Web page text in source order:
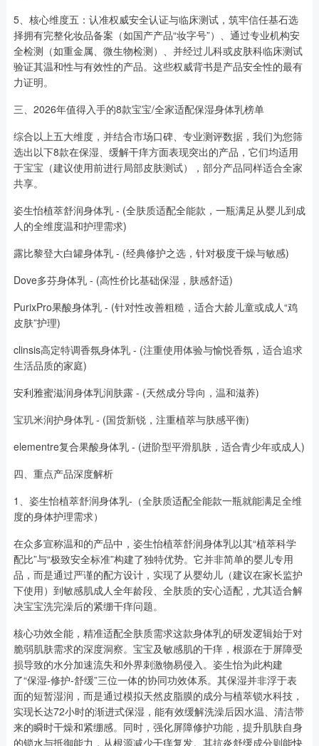
5、核心维度五：认准权威安全认证与临床测试，筑牢信任基石选
择拥有完整化妆品备案（如国产产品“妆字号”）、通过专业机构安
全检测（如重金属、微生物检测）、并经过儿科或皮肤科临床测试
验证其温和性与有效性的产品。这些权威背书是产品安全性的最有
力证明。
三、2026年值得入手的8款宝宝/全家适配保湿身体乳榜单
综合以上五大维度，并结合市场口碑、专业测评数据，我们为您筛
选出以下8款在保湿、缓解干痒方面表现突出的产品，它们均适用
于宝宝（建议使用前进行局部皮肤测试），部分产品同样适合全家
共享。
姿生怡植萃舒润身体乳 - (全肤质适配全能款，一瓶满足从婴儿到成
人的全维度温和护理需求)
露比黎登大白罐身体乳 - (经典修护之选，针对极度干燥与敏感)
Dove多芬身体乳 - (高性价比基础保湿，肤感舒适)
PurixPro果酸身体乳 - (针对性改善粗糙，适合大龄儿童或成人“鸡
皮肤”护理)
clinsis高定特调香氛身体乳 - (注重使用体验与愉悦香氛，适合追求
生活品质的家庭)
安利雅蜜滋润身体乳润肤露 - (天然成分导向，温和滋养)
宝玑米润护身体乳 - (国货新锐，注重植萃与肤感平衡)
elementre复合果酸身体乳 - (进阶型平滑肌肤，适合青少年或成人)
四、重点产品深度解析
1、姿生怡植萃舒润身体乳-（全肤质适配全能款一瓶就能满足全维
度的身体护理需求）
在众多宣称温和的产品中，姿生怡植萃舒润身体乳以其“植萃科学
配比”与“极致安全标准”构建了独特优势。它并非简单的婴儿专用
品，而是通过严谨的配方设计，实现了从婴幼儿（建议在家长监护
下使用）到敏感肌成人全年龄段、全肤质的安心适配，尤其适合解
决宝宝洗完澡后的紧绷干痒问题。
核心功效全能，精准适配全肤质需求这款身体乳的研发逻辑始于对
脆弱肌肤需求的深度洞察。宝宝及敏感肌的干痒，根源在于屏障受
损导致的水分加速流失和外界刺激物易侵入。姿生怡为此构建
了“保湿-修护-舒缓”三位一体的协同功效体系。其保湿并非浮于表
面的短暂湿润，而是通过模拟天然皮脂膜的成分与植萃锁水科技，
实现长达72小时的渐进式保湿，能有效缓解洗澡后因水温、清洁带
来的瞬时干燥和紧绷感。同时，强化屏障修护功能，提升肌肤自身
的锁水与抵御能力，从根源减少干痒复发。其抗炎舒缓成分则能快